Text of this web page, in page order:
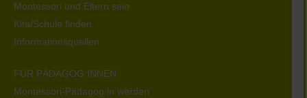
Montessori und Eltern sein
Kita/Schule finden
Informationsquellen
FÜR PÄDAGOG:INNEN
Montessori-Pädagog:in werden